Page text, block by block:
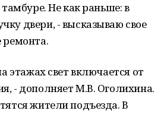
Не как раньше: в
двери, - высказываю свое
ремонта.
этажах свет включается от
- дополняет М.В. Оголихина.
жители подъезда. В